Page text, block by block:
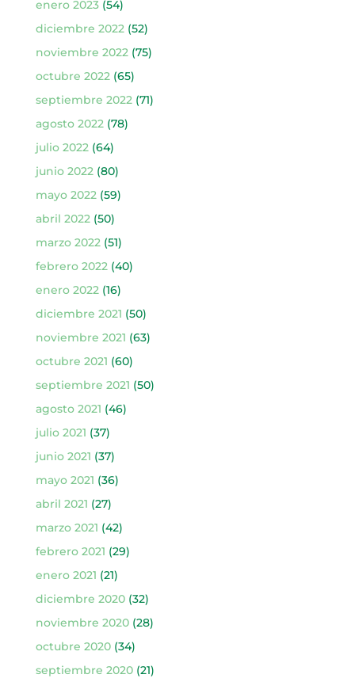
enero 2023(54)
diciembre 2022 (52)
noviembre 2022 (75)
octubre 2022 (65)
septiembre 2022 (71)
agosto 2022 (78)
julio 2022 (64)
junio 2022 (80)
mayo 2022 (59)
abril 2022 (50)
marzo 2022 (51)
febrero 2022 (40)
enero 2022 (16)
diciembre 2021 (50)
noviembre 2021 (63)
octubre 2021 (60)
septiembre 2021 (50)
agosto 2021 (46)
julio 2021 (37)
junio 2021 (37)
mayo 2021 (36)
abril 2021 (27)
marzo 2021 (42)
febrero 2021 (29)
enero 2021 (21)
diciembre 2020(32)
noviembre 2020(28)
octubre 2020(34)
septiembre 2020(21)